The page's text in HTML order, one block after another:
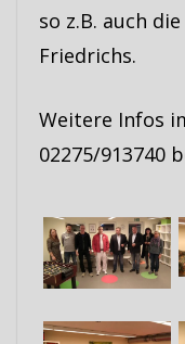
so z.B. auch
Friedrichs.
Weitere Infos
02275/913740